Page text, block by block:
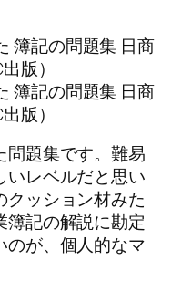
簿記の問題集 日商
版）
簿記の問題集 日商
版）
題集です。難易
いレベルだと思い
クッション材みた
簿記の解説に勘定
のが、個人的なマ